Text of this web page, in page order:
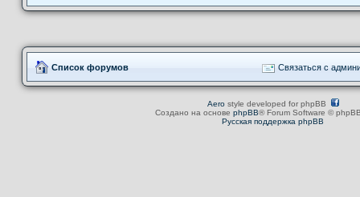
Список форумов Связаться с
Aerostyle developed for phpBB
Создано на основе phpBB® Forum Software ©
Русская поддержка phpBB